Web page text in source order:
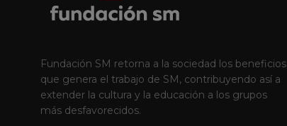
Fundación SM retorna a la sociedad los beneficios
que genera el trabajo de SM, contribuyendo así a
extender la cultura y la educación a los grupos
más desfavorecidos.